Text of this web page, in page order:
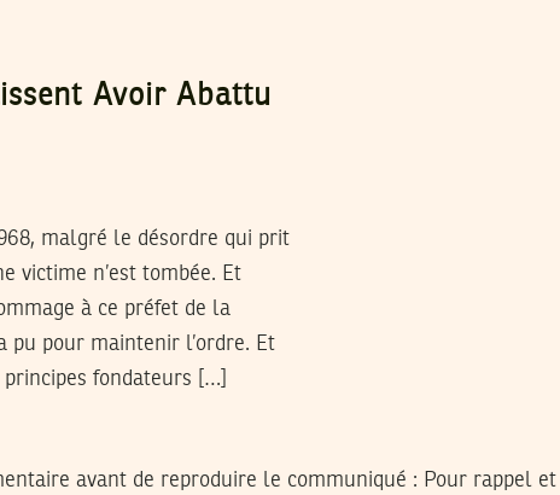
Avoir Abattu
malgré le désordre qui prit
victime n’est tombée. Et
à ce préfet de la
pu pour maintenir l’ordre. Et
principes fondateurs […]
avant de reproduire le communiqué : Pour rappel